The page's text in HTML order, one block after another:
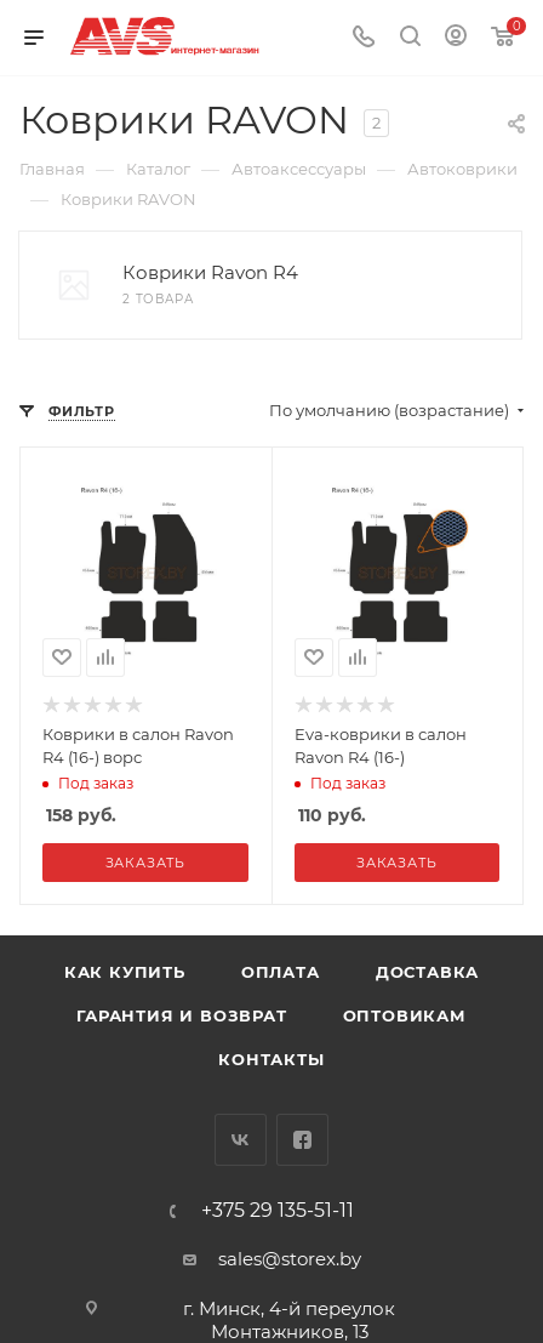
0
Коврики RAVON 2
Главная — Каталог — Автоаксессуары — Автоковрики
— Коврики RAVON
Коврики Ravon R4
2 ТОВАРА
ФИЛЬТР По умолчанию (возрастание)
Коврики в салон Ravon
R4 (16-) ворс
Под заказ
158 руб.
ЗАКАЗАТЬ
Eva-коврики в салон
Ravon R4 (16-)
Под заказ
110 руб.
ЗАКАЗАТЬ
КАК КУПИТЬ ОПЛАТА ДОСТАВКА
ГАРАНТИЯ И ВОЗВРАТ ОПТОВИКАМ
КОНТАКТЫ
+375 29 135-51-11
sales@storex.by
г. Минск, 4-й переулок
Монтажников, 13